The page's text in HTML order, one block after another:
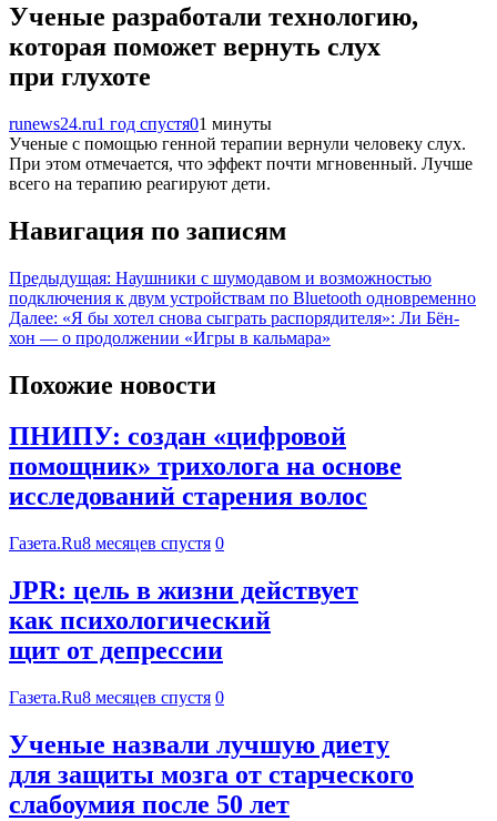
Ученые разработали технологию,
которая поможет вернуть слух
при глухоте
runews24.ru1 год спустя01 минуты
Ученые с помощью генной терапии вернули человеку слух.
При этом отмечается, что эффект почти мгновенный. Лучше
всего на терапию реагируют дети.
Навигация по записям
Предыдущая: Наушники с шумодавом и возможностью
подключения к двум устройствам по Bluetooth одновременно
Далее: «Я бы хотел снова сыграть распорядителя»: Ли Бён-
хон — о продолжении «Игры в кальмара»
Похожие новости
ПНИПУ: создан «цифровой
помощник» трихолога на основе
исследований старения волос
Газета.Ru8 месяцев спустя 0
JPR: цель в жизни действует
как психологический
щит от депрессии
Газета.Ru8 месяцев спустя 0
Ученые назвали лучшую диету
для защиты мозга от старческого
слабоумия после 50 лет